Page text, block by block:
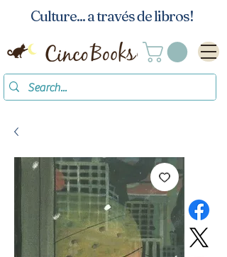
Culture... a través de libros!